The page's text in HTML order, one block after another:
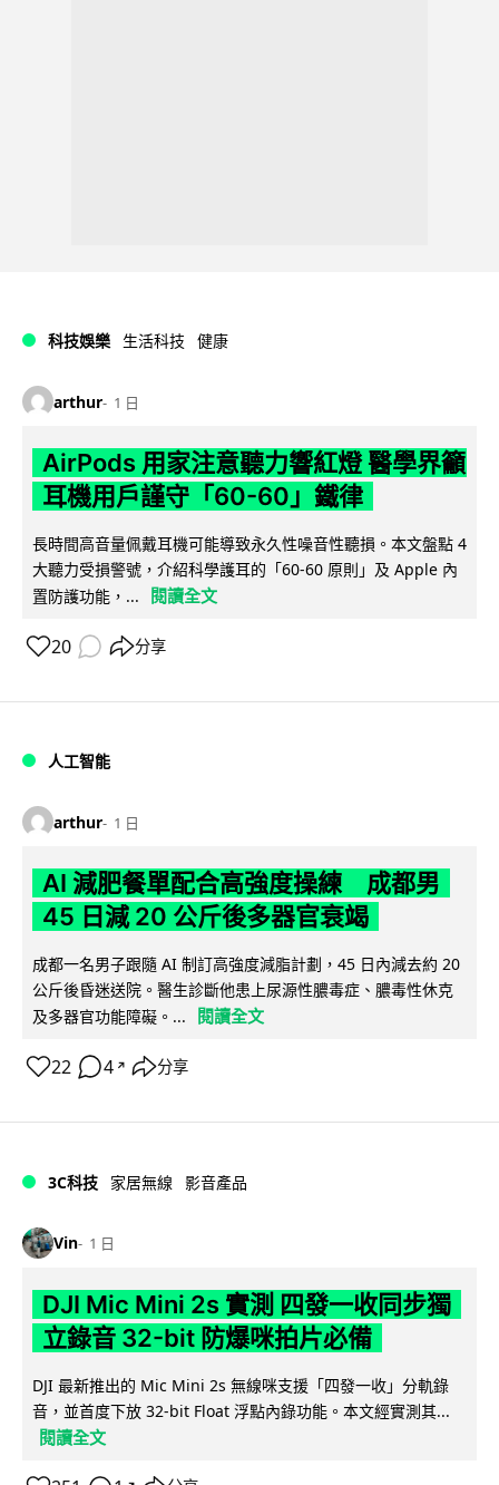
科技娛樂 生活科技 健康
arthur 1 日
AirPods 用家注意聽力響紅燈 醫學界籲
耳機用戶謹守「60-60」鐵律
長時間高音量佩戴耳機可能導致永久性噪音性聽損。本文盤點 4
大聽力受損警號，介紹科學護耳的「60-60 原則」及 Apple 內
置防護功能，...
閱讀全文
20 分享
人工智能
arthur 1 日
AI 減肥餐單配合高強度操練 成都男
45 日減 20 公斤後多器官衰竭
成都一名男子跟隨 AI 制訂高強度減脂計劃，45 日內減去約 20
公斤後昏迷送院。醫生診斷他患上尿源性膿毒症、膿毒性休克
及多器官功能障礙。...
閱讀全文
22 4 ↗ 分享
3C科技 家居無線 影音產品
Vin 1 日
DJI Mic Mini 2s 實測 四發一收同步獨
立錄音 32-bit 防爆咪拍片必備
DJI 最新推出的 Mic Mini 2s 無線咪支援「四發一收」分軌錄
音，並首度下放 32-bit Float 浮點內錄功能。本文經實測其...
閱讀全文